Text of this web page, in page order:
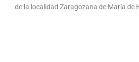
de la localidad Zaragozana de María de